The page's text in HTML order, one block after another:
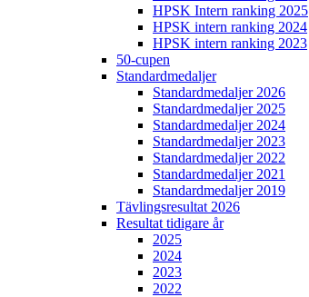
HPSK Intern ranking 2025
HPSK intern ranking 2024
HPSK intern ranking 2023
50-cupen
Standardmedaljer
Standardmedaljer 2026
Standardmedaljer 2025
Standardmedaljer 2024
Standardmedaljer 2023
Standardmedaljer 2022
Standardmedaljer 2021
Standardmedaljer 2019
Tävlingsresultat 2026
Resultat tidigare år
2025
2024
2023
2022